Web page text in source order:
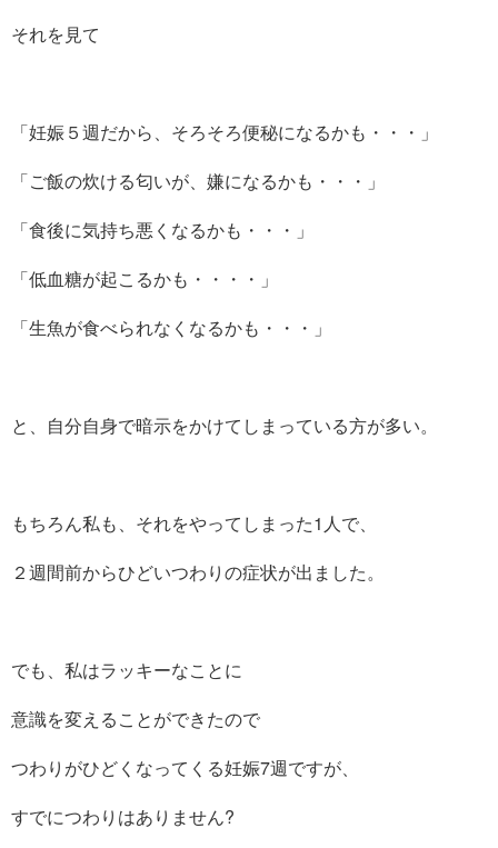
それを見て
「妊娠５週だから、そろそろ便秘になるかも・・・」
「ご飯の炊ける匂いが、嫌になるかも・・・」
「食後に気持ち悪くなるかも・・・」
「低血糖が起こるかも・・・・」
「生魚が食べられなくなるかも・・・」
と、自分自身で暗示をかけてしまっている方が多い。
もちろん私も、それをやってしまった1人で、
２週間前からひどいつわりの症状が出ました。
でも、私はラッキーなことに
意識を変えることができたので
つわりがひどくなってくる妊娠7週ですが、
すでにつわりはありません?